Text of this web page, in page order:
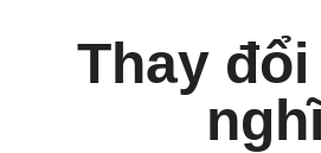
Thay